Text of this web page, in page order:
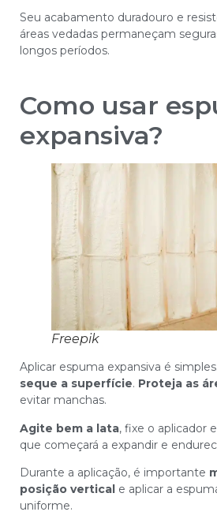
Seu acabamento duradouro e
áreas vedadas permaneçam
longos períodos.
Como usar
expansiva?
Freepik
Aplicar espuma expansiva é
seque a superfície. Proteja as
evitar manchas.
Agite bem a lata, fixe o aplicador
que começará a expandir e
Durante a aplicação, é importante
posição vertical e aplicar a
uniforme.